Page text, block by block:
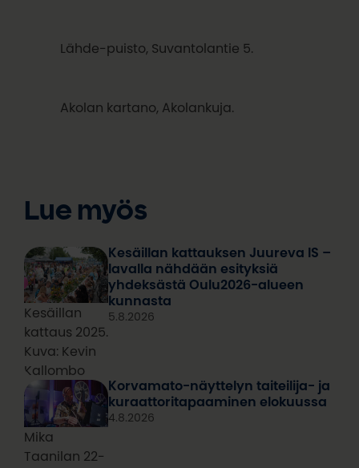
Lähde-puisto, Suvantolantie 5.
Akolan kartano, Akolankuja.
Lue myös
Kesäillan
kattaus 2025.
Kuva: Kevin
Kallombo
Kesäillan kattauksen Juureva IS –
lavalla nähdään esityksiä
yhdeksästä Oulu2026-alueen
kunnasta
5.8.2026
Mika
Taanilan 22-
Korvamato-näyttelyn taiteilija- ja
kuraattoritapaaminen elokuussa
4.8.2026